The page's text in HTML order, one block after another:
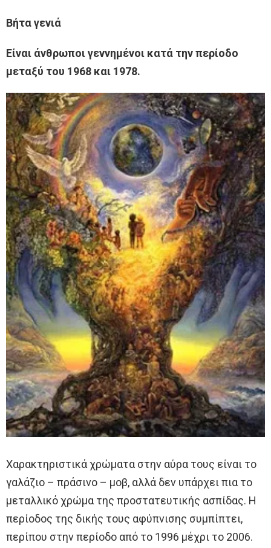
Βήτα γενιά
Είναι άνθρωποι γεννημένοι κατά την περίοδο
μεταξύ του 1968 και 1978.
Χαρακτηριστικά χρώματα στην αύρα τους είναι το
γαλάζιο – πράσινο – μοβ, αλλά δεν υπάρχει πια το
μεταλλικό χρώμα της προστατευτικής ασπίδας. Η
περίοδος της δικής τους αφύπνισης συμπίπτει,
περίπου στην περίοδο από το 1996 μέχρι το 2006.